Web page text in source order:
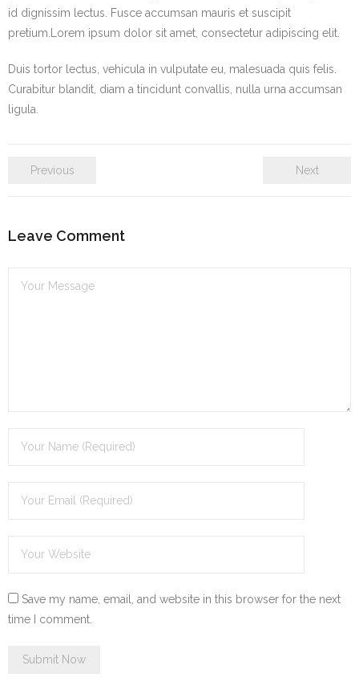
id dignissim lectus. Fusce accumsan mauris et suscipit
pretium.Lorem ipsum dolor sit amet, consectetur adipiscing elit.
Duis tortor lectus, vehicula in vulputate eu, malesuada quis felis.
Curabitur blandit, diam a tincidunt convallis, nulla urna accumsan
ligula.
Previous Next
Leave Comment
Save my name, email, and website in this browser for the next
time I comment.